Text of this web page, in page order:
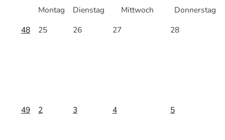
Montag
Dienstag Mittwoch
Donnerstag
48
25 26 27 28
49 2 3 4 5